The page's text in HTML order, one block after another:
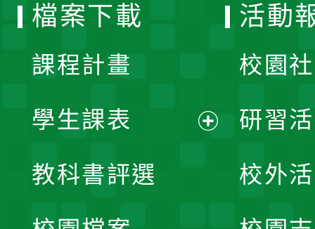
檔案下載
課程計畫
學生課表
教科書評選
活動
校園
研習
校外